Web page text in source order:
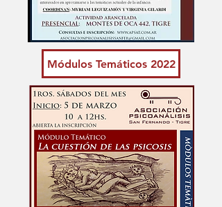
Módulos Temáticos 2022